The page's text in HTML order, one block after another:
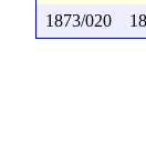
1873/020